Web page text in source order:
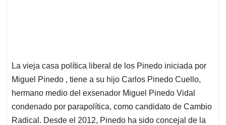
La vieja casa política liberal de los Pinedo iniciada por
Miguel Pinedo , tiene a su hijo Carlos Pinedo Cuello,
hermano medio del exsenador Miguel Pinedo Vidal
condenado por parapolítica, como candidato de Cambio
Radical. Desde el 2012, Pinedo ha sido concejal de la